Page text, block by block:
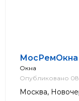
МосРемОкна
Окна
Опубликовано
Москва,